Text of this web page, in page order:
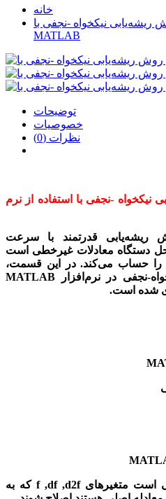
خانه
ریشه‌یابی نیکخواه -نجفی با
MATLAB
توضیحات
خصوصیات
نظرات (0)
نیکخواه -نجفی با استفاده از نرم
ریشه‌یابی قدرتمند با سرعت
حل دستگاه معادلات غیرخطی است
حساب می‌کند. در این قسمت،
الگوریتم روش ریشه‌یابی نیکخواه-نجفی در نرم‌افزار MATLAB
شده است.
2- برای تغییر چندجمله‌ای کافی است متغیرهای f ,df ,d2f که به